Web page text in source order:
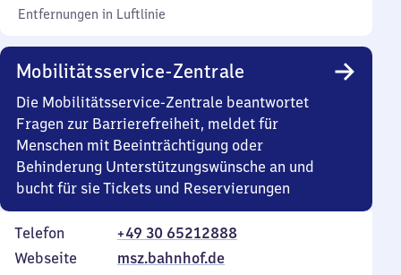
Entfernungen in Luftlinie
Mobilitätsservice-Zentrale
Die Mobilitätsservice-Zentrale beantwortet
Fragen zur Barrierefreiheit, meldet für
Menschen mit Beeinträchtigung oder
Behinderung Unterstützungswünsche an und
bucht für sie Tickets und Reservierungen
Telefon
+49 30 65212888
Webseite
msz.bahnhof.de